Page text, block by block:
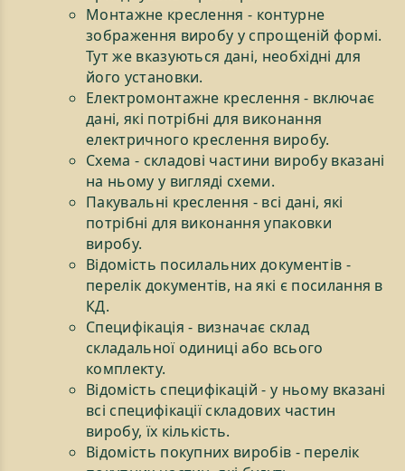
Монтажне креслення - контурне
зображення виробу у спрощеній формі.
Тут же вказуються дані, необхідні для
його установки.
Електромонтажне креслення - включає
дані, які потрібні для виконання
електричного креслення виробу.
Схема - складові частини виробу вказані
на ньому у вигляді схеми.
Пакувальні креслення - всі дані, які
потрібні для виконання упаковки
виробу.
Відомість посилальних документів -
перелік документів, на які є посилання в
КД.
Специфікація - визначає склад
складальної одиниці або всього
комплекту.
Відомість специфікацій - у ньому вказані
всі специфікації складових частин
виробу, їх кількість.
Відомість покупних виробів - перелік